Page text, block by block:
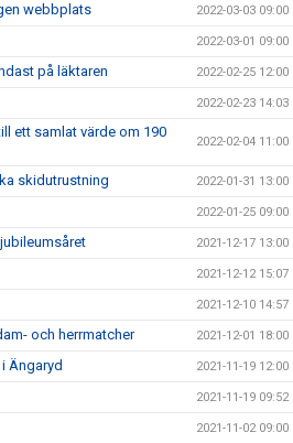
webbplats 2022-03-03 09:00
2022-03-01 09:00
på läktaren 2022-02-25 12:00
2022-02-23 14:03
ett samlat värde om 190
2022-02-04 11:00
skidutrustning 2022-01-31 13:00
2022-01-25 09:00
2021-12-17 13:00
2021-12-12 15:07
2021-12-10 14:57
och herrmatcher 2021-12-01 18:00
Ängaryd 2021-11-19 12:00
2021-11-19 09:52
2021-11-02 09:00